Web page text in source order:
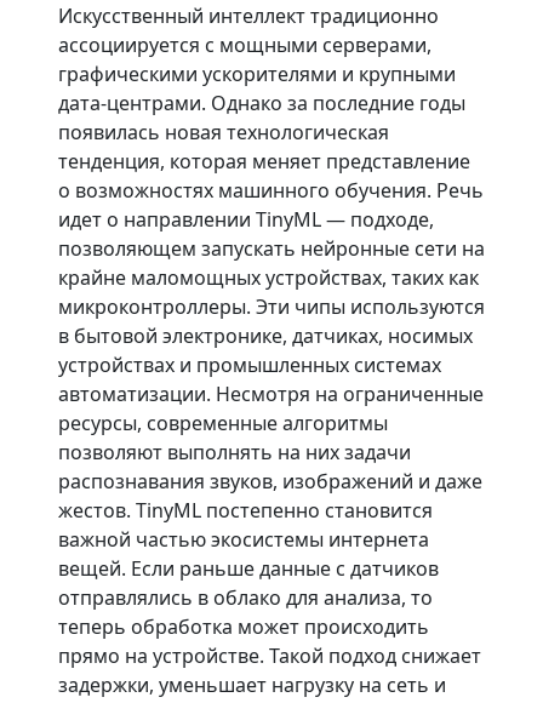
Искусственный интеллект традиционно
ассоциируется с мощными серверами,
графическими ускорителями и крупными
дата-центрами. Однако за последние годы
появилась новая технологическая
тенденция, которая меняет представление
о возможностях машинного обучения. Речь
идет о направлении TinyML — подходе,
позволяющем запускать нейронные сети на
крайне маломощных устройствах, таких как
микроконтроллеры. Эти чипы используются
в бытовой электронике, датчиках, носимых
устройствах и промышленных системах
автоматизации. Несмотря на ограниченные
ресурсы, современные алгоритмы
позволяют выполнять на них задачи
распознавания звуков, изображений и даже
жестов. TinyML постепенно становится
важной частью экосистемы интернета
вещей. Если раньше данные с датчиков
отправлялись в облако для анализа, то
теперь обработка может происходить
прямо на устройстве. Такой подход снижает
задержки, уменьшает нагрузку на сеть и